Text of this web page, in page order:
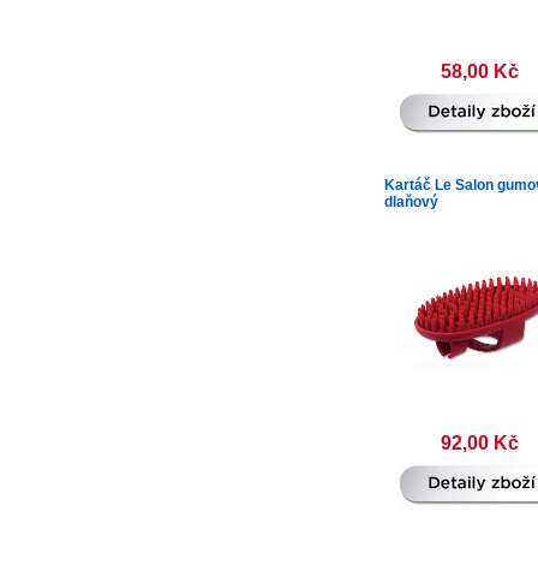
58,00 Kč
Kartáč Le Salon
dlaňový
92,00 Kč